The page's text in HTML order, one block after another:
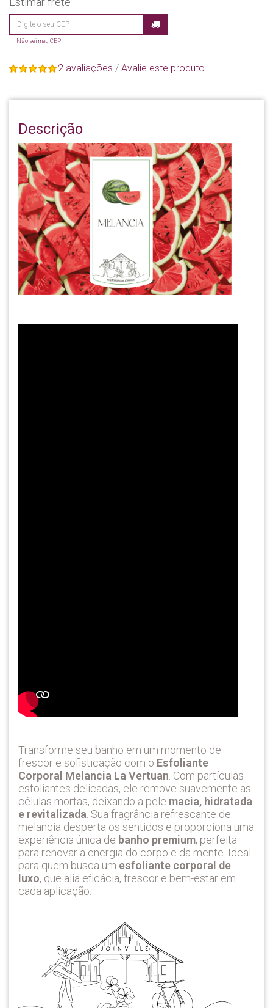
Não sei meu CEP
2 avaliações / Avalie este produto
Descrição
Transforme seu banho em um momento de
frescor e sofisticação com o Esfoliante
Corporal Melancia La Vertuan. Com partículas
esfoliantes delicadas, ele remove suavemente as
células mortas, deixando a pele macia, hidratada
e revitalizada. Sua fragrância refrescante de
melancia desperta os sentidos e proporciona uma
experiência única de banho premium, perfeita
para renovar a energia do corpo e da mente. Ideal
para quem busca um esfoliante corporal de
luxo, que alia eficácia, frescor e bem-estar em
cada aplicação.